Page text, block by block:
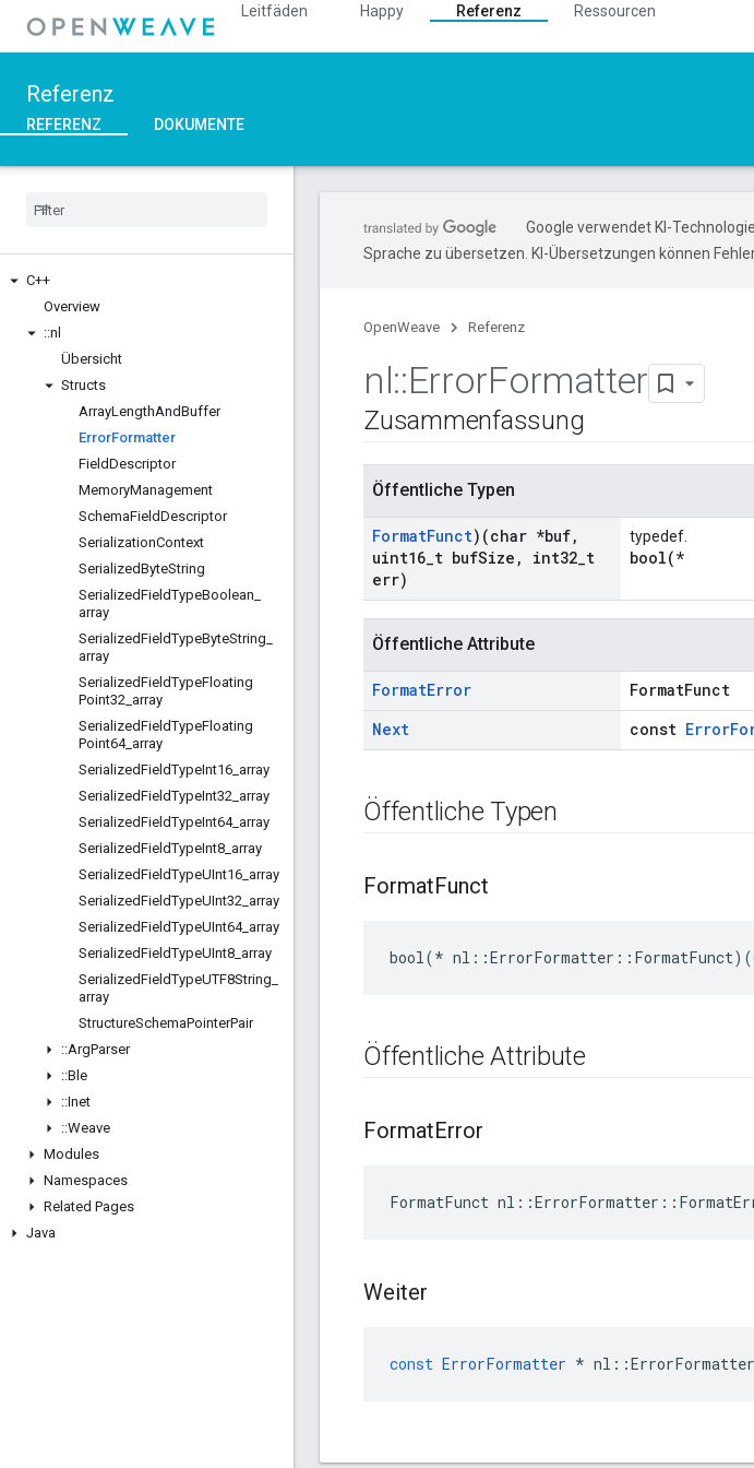
Leitfäden Happy Referenz
Ressourcen
Referenz
REFERENZ DOKUMENTE
C++
Overview
::nl
Übersicht
Structs
ArrayLengthAndBuffer
ErrorFormatter
FieldDescriptor
MemoryManagement
SchemaFieldDescriptor
SerializationContext
SerializedByteString
SerializedFieldTypeBoolean
array
SerializedFieldTypeByteString
array
SerializedFieldTypeFloating
Point32 array
SerializedFieldTypeFloating
Point64_ array
SerializedFieldTypeInt16 array
SerializedFieldTypeInt32 array
SerializedFieldTypeInt64_ array
SerializedFieldTypeInt8 array
SerializedFieldTypeUInt16 array
SerializedFieldTypeUInt32 array
SerializedFieldTypeUInt64_ array
SerializedFieldTypeUInt8 array
SerializedFieldTypeUTF8String
array
StructureSchemaPointerPair
::ArgParser
::Ble
::Inet
::Weave
Modules
Namespaces
Related Pages
Java
Google verwendet KI-
Sprache zu übersetzen. KI-Übersetzungen können
OpenWeave Referenz
nl::ErrorFormatter
Zusammenfassung
Öffentliche Typen
FormatFunct)(char *buf,
uint16 t bufSize , int32 t
err)
typedef.
bool(*
Öffentliche Attribute
FormatError
FormatFunct
Next
const
Öffentliche Typen
FormatFunct
bool(*
Öffentliche Attribute
FormatError
FormatFunct
Weiter
const ErrorFormatter * nl ::ErrorFormatter